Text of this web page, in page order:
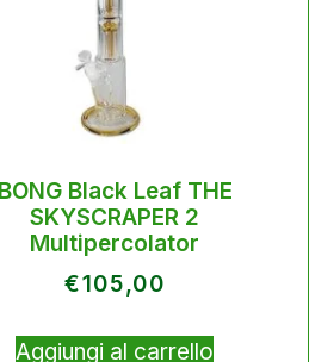
BONG Black Leaf THE
SKYSCRAPER 2
Multipercolator
€105,00
Aggiungi al carrello